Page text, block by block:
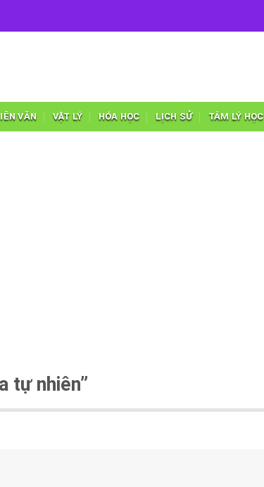
VĂN VẬT LÝ HÓA HỌC LỊCH SỬ TÂM LÝ HỌC
tự nhiên”